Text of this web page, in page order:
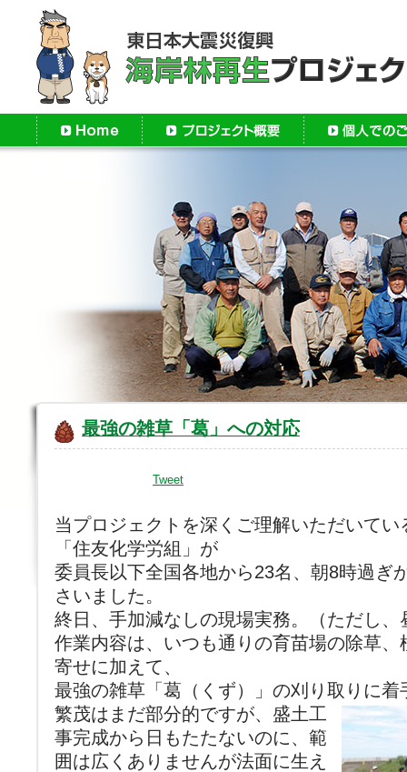
最強の雑草「葛」への対応
Tweet
当プロジェクトを深くご理解いただいて
「住友化学労組」が
委員長以下全国各地から23名、朝8時過ぎ
さいました。
終日、手加減なしの現場実務。（ただし、
作業内容は、いつも通りの育苗場の除草
寄せに加えて、
最強の雑草「葛（くず）」の刈り取りに着
繁茂はまだ部分的ですが、盛土工
事完成から日もたたないのに、範
囲は広くありませんが法面に生え